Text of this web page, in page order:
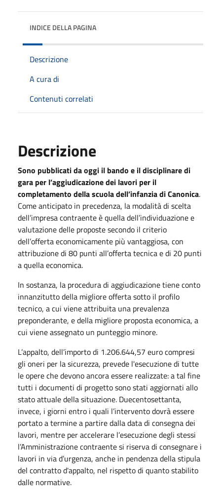
INDICE DELLA PAGINA
Descrizione
A cura di
Contenuti correlati
Descrizione
Sono pubblicati da oggi il bando e il disciplinare di
gara per l’aggiudicazione dei lavori per il
completamento della scuola dell’infanzia di Canonica.
Come anticipato in precedenza, la modalità di scelta
dell’impresa contraente è quella dell’individuazione e
valutazione delle proposte secondo il criterio
dell’offerta economicamente più vantaggiosa, con
attribuzione di 80 punti all’offerta tecnica e di 20 punti
a quella economica.
In sostanza, la procedura di aggiudicazione tiene conto
innanzitutto della migliore offerta sotto il profilo
tecnico, a cui viene attribuita una prevalenza
preponderante, e della migliore proposta economica, a
cui viene assegnato un punteggio minore.
L’appalto, dell’importo di 1.206.644,57 euro compresi
gli oneri per la sicurezza, prevede l'esecuzione di tutte
le opere che devono ancora essere realizzate: a tal fine
tutti i documenti di progetto sono stati aggiornati allo
stato attuale della situazione. Duecentosettanta,
invece, i giorni entro i quali l’intervento dovrà essere
portato a termine a partire dalla data di consegna dei
lavori, mentre per accelerare l’esecuzione degli stessi
l’Amministrazione contraente si riserva di consegnare i
lavori in via d’urgenza, anche in pendenza della stipula
del contratto d'appalto, nel rispetto di quanto stabilito
dalle normative.